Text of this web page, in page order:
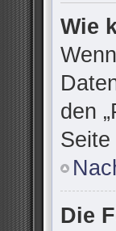
Wie
den
Die